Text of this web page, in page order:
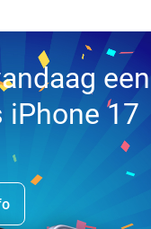
een
iPhone 17